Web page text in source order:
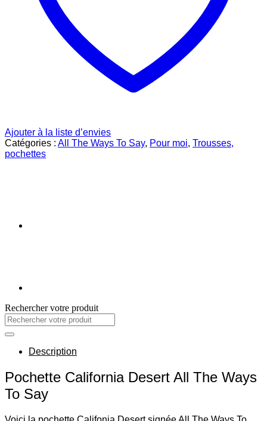
Ajouter à la liste d’envies
Catégories : All The Ways To Say, Pour moi, Trousses,
pochettes
Rechercher votre produit
Recherche
pour :
Description
Pochette California Desert All The Ways
To Say